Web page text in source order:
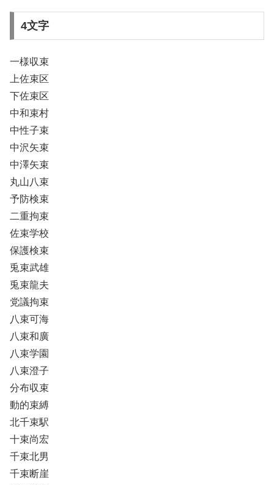
4文字
一様収束
上佐束区
下佐束区
中和束村
中性子束
中沢矢束
中澤矢束
丸山八束
予防検束
二重拘束
佐束学校
保護検束
兎束武雄
兎束龍夫
党議拘束
八束可海
八束和廣
八束学園
八束澄子
分布収束
動的束縛
北千束駅
十束尚宏
千束北男
千束断崖